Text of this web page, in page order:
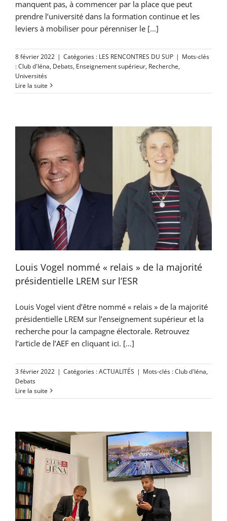
manquent pas, à commencer par la place que peut
prendre l’université dans la formation continue et les
leviers à mobiliser pour pérenniser le [...]
8 février 2022 | Catégories : LES RENCONTRES DU SUP | Mots-clés
:Club d'Iéna, Debats, Enseignement supérieur, Recherche,
Universités
Lire la suite
Louis Vogel nommé « relais » de la majorité
présidentielle LREM sur l’ESR
Louis Vogel vient d’être nommé « relais » de la majorité
présidentielle LREM sur l’enseignement supérieur et la
recherche pour la campagne électorale. Retrouvez
l’article de l’AEF en cliquant ici. […]
3 février 2022 | Catégories :ACTUALITÉS | Mots-clés :Club d'Iéna,
Debats
Lire la suite